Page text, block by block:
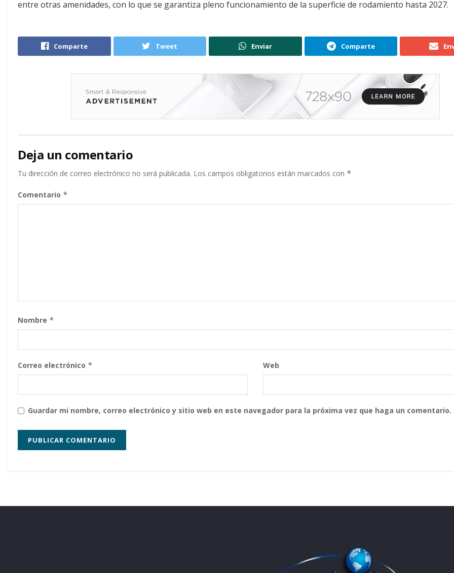
entre otras amenidades, con lo que se garantiza pleno funcionamiento de la superficie de rodamiento hasta 2027.
Comparte Tweet Enviar Comparte
Deja un comentario
Tu dirección de correo electrónico no será publicada. Los campos obligatorios están marcados con *
Comentario *
Nombre *
Correo electrónico * Web
Guardar mi nombre, correo electrónico y sitio web en este navegador para la próxima vez que haga un comentario.